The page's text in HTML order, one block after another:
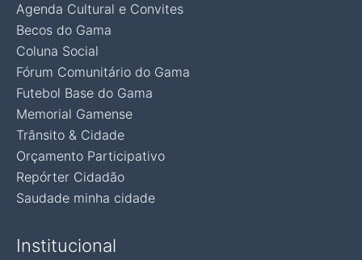
Agenda Cultural e Convites
Becos do Gama
Coluna Social
Fórum Comunitário do Gama
Futebol Base do Gama
Memorial Gamense
Trânsito & Cidade
Orçamento Participativo
Repórter Cidadão
Saudade minha cidade
Institucional